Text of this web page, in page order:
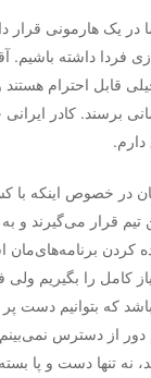
در یک هارمونی قرار
فردا داشته باشیم.
قابل احترام
برسند. کادر
خصوص اینکه با
تیم قرار می‌گیرند و
کردن برنامه‌های‌مان
کامل را بگیریم
که بتوانیم دست
از دسترس
نه تنها دست و پا